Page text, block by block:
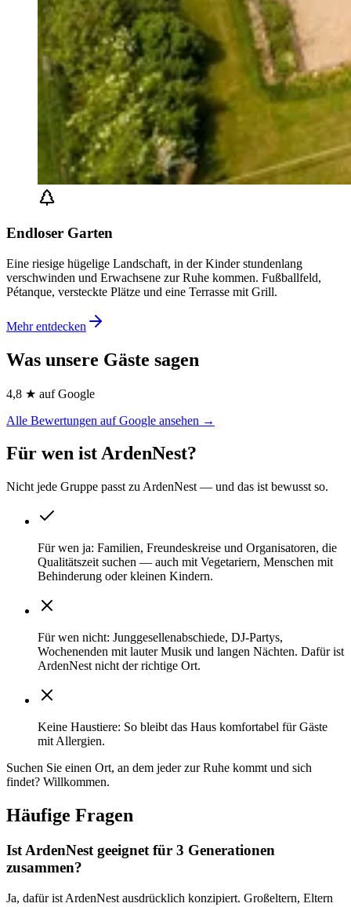
Endloser Garten
Eine riesige hügelige Landschaft, in der Kinder stundenlang
verschwinden und Erwachsene zur Ruhe kommen. Fußballfeld,
Pétanque, versteckte Plätze und eine Terrasse mit Grill.
Mehr entdecken
Was unsere Gäste sagen
4,8 ★ auf Google
Alle Bewertungen auf Google ansehen →
Für wen ist ArdenNest?
Nicht jede Gruppe passt zu ArdenNest — und das ist bewusst so.
Für wen ja: Familien, Freundeskreise und Organisatoren, die
Qualitätszeit suchen — auch mit Vegetariern, Menschen mit
Behinderung oder kleinen Kindern.
Für wen nicht: Junggesellenabschiede, DJ-Partys,
Wochenenden mit lauter Musik und langen Nächten. Dafür ist
ArdenNest nicht der richtige Ort.
Keine Haustiere: So bleibt das Haus komfortabel für Gäste
mit Allergien.
Suchen Sie einen Ort, an dem jeder zur Ruhe kommt und sich
findet? Willkommen.
Häufige Fragen
Ist ArdenNest geeignet für 3 Generationen
zusammen?
Ja, dafür ist ArdenNest ausdrücklich konzipiert. Großeltern, Eltern